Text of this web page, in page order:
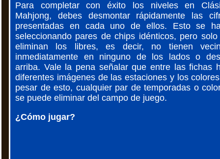
Para completar con éxito los niveles en
Mahjong, debes desmontar rápidamente las
presentadas en cada uno de ellos. Esto se
seleccionando pares de chips idénticos, pero solo
eliminan los libres, es decir, no tienen
inmediatamente en ninguno de los lados o
arriba. Vale la pena señalar que entre las fichas
diferentes imágenes de las estaciones y los
pesar de esto, cualquier par de temporadas o
se puede eliminar del campo de juego.
¿Cómo jugar?